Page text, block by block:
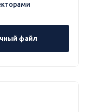
файл